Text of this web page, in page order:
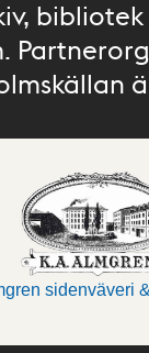
bibliotek
sidenväveri